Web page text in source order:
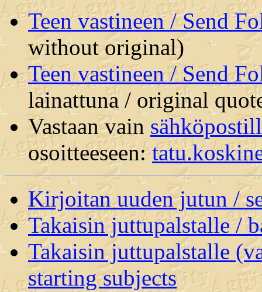
Teen vastineen / Send
without original)
Teen vastineen / Send
lainattuna / original
Vastaan vain
osoitteeseen:
Kirjoitan uuden jutun /
Takaisin juttupalstalle /
Takaisin juttupalstalle
starting subjects